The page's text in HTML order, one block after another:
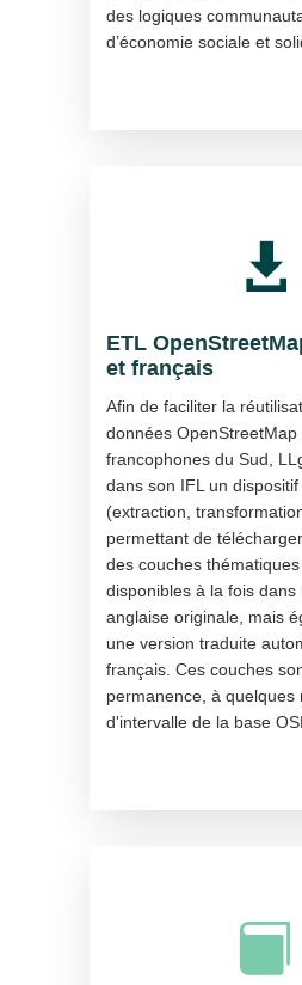
des logiques
d’économie sociale et

ETL
et français
Afin de faciliter la
données
francophones du Sud,
dans son IFL un dispositif
(extraction,
permettant de
des couches thématiques
disponibles à la fois dans
anglaise originale, mais
une version traduite
français. Ces couches
permanence, à quelques
d'intervalle de la base
